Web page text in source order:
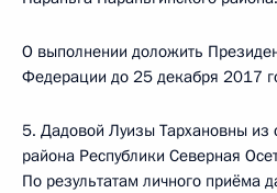
О выполнении доложить
Федерации до 25 декабря 2017
5. Дадовой Луизы Тархановны из
района Республики Северная
По результатам личного приёма